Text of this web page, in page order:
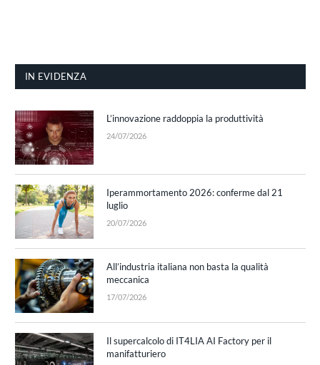
IN EVIDENZA
L’innovazione raddoppia la produttività
24/07/2026
Iperammortamento 2026: conferme dal 21
luglio
20/07/2026
All’industria italiana non basta la qualità
meccanica
17/07/2026
Il supercalcolo di IT4LIA AI Factory per il
manifatturiero